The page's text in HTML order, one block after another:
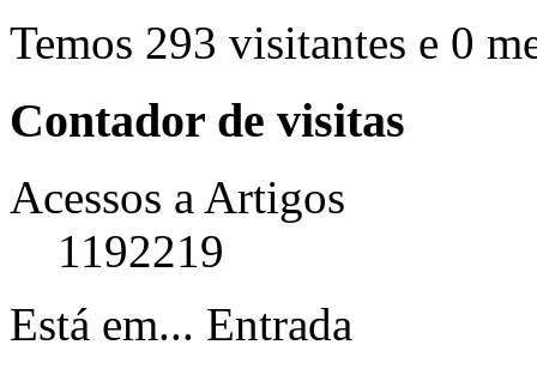
Temos 293 visitantes e 0
Contador de visitas
Acessos a Artigos
1192219
Está em... Entrada